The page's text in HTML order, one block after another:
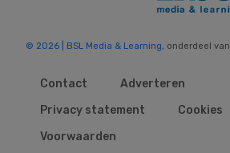
© 2026 | BSL Media & Learning , onderdeel van
Contact
Adverteren
Privacy statement
Cookies
Voorwaarden